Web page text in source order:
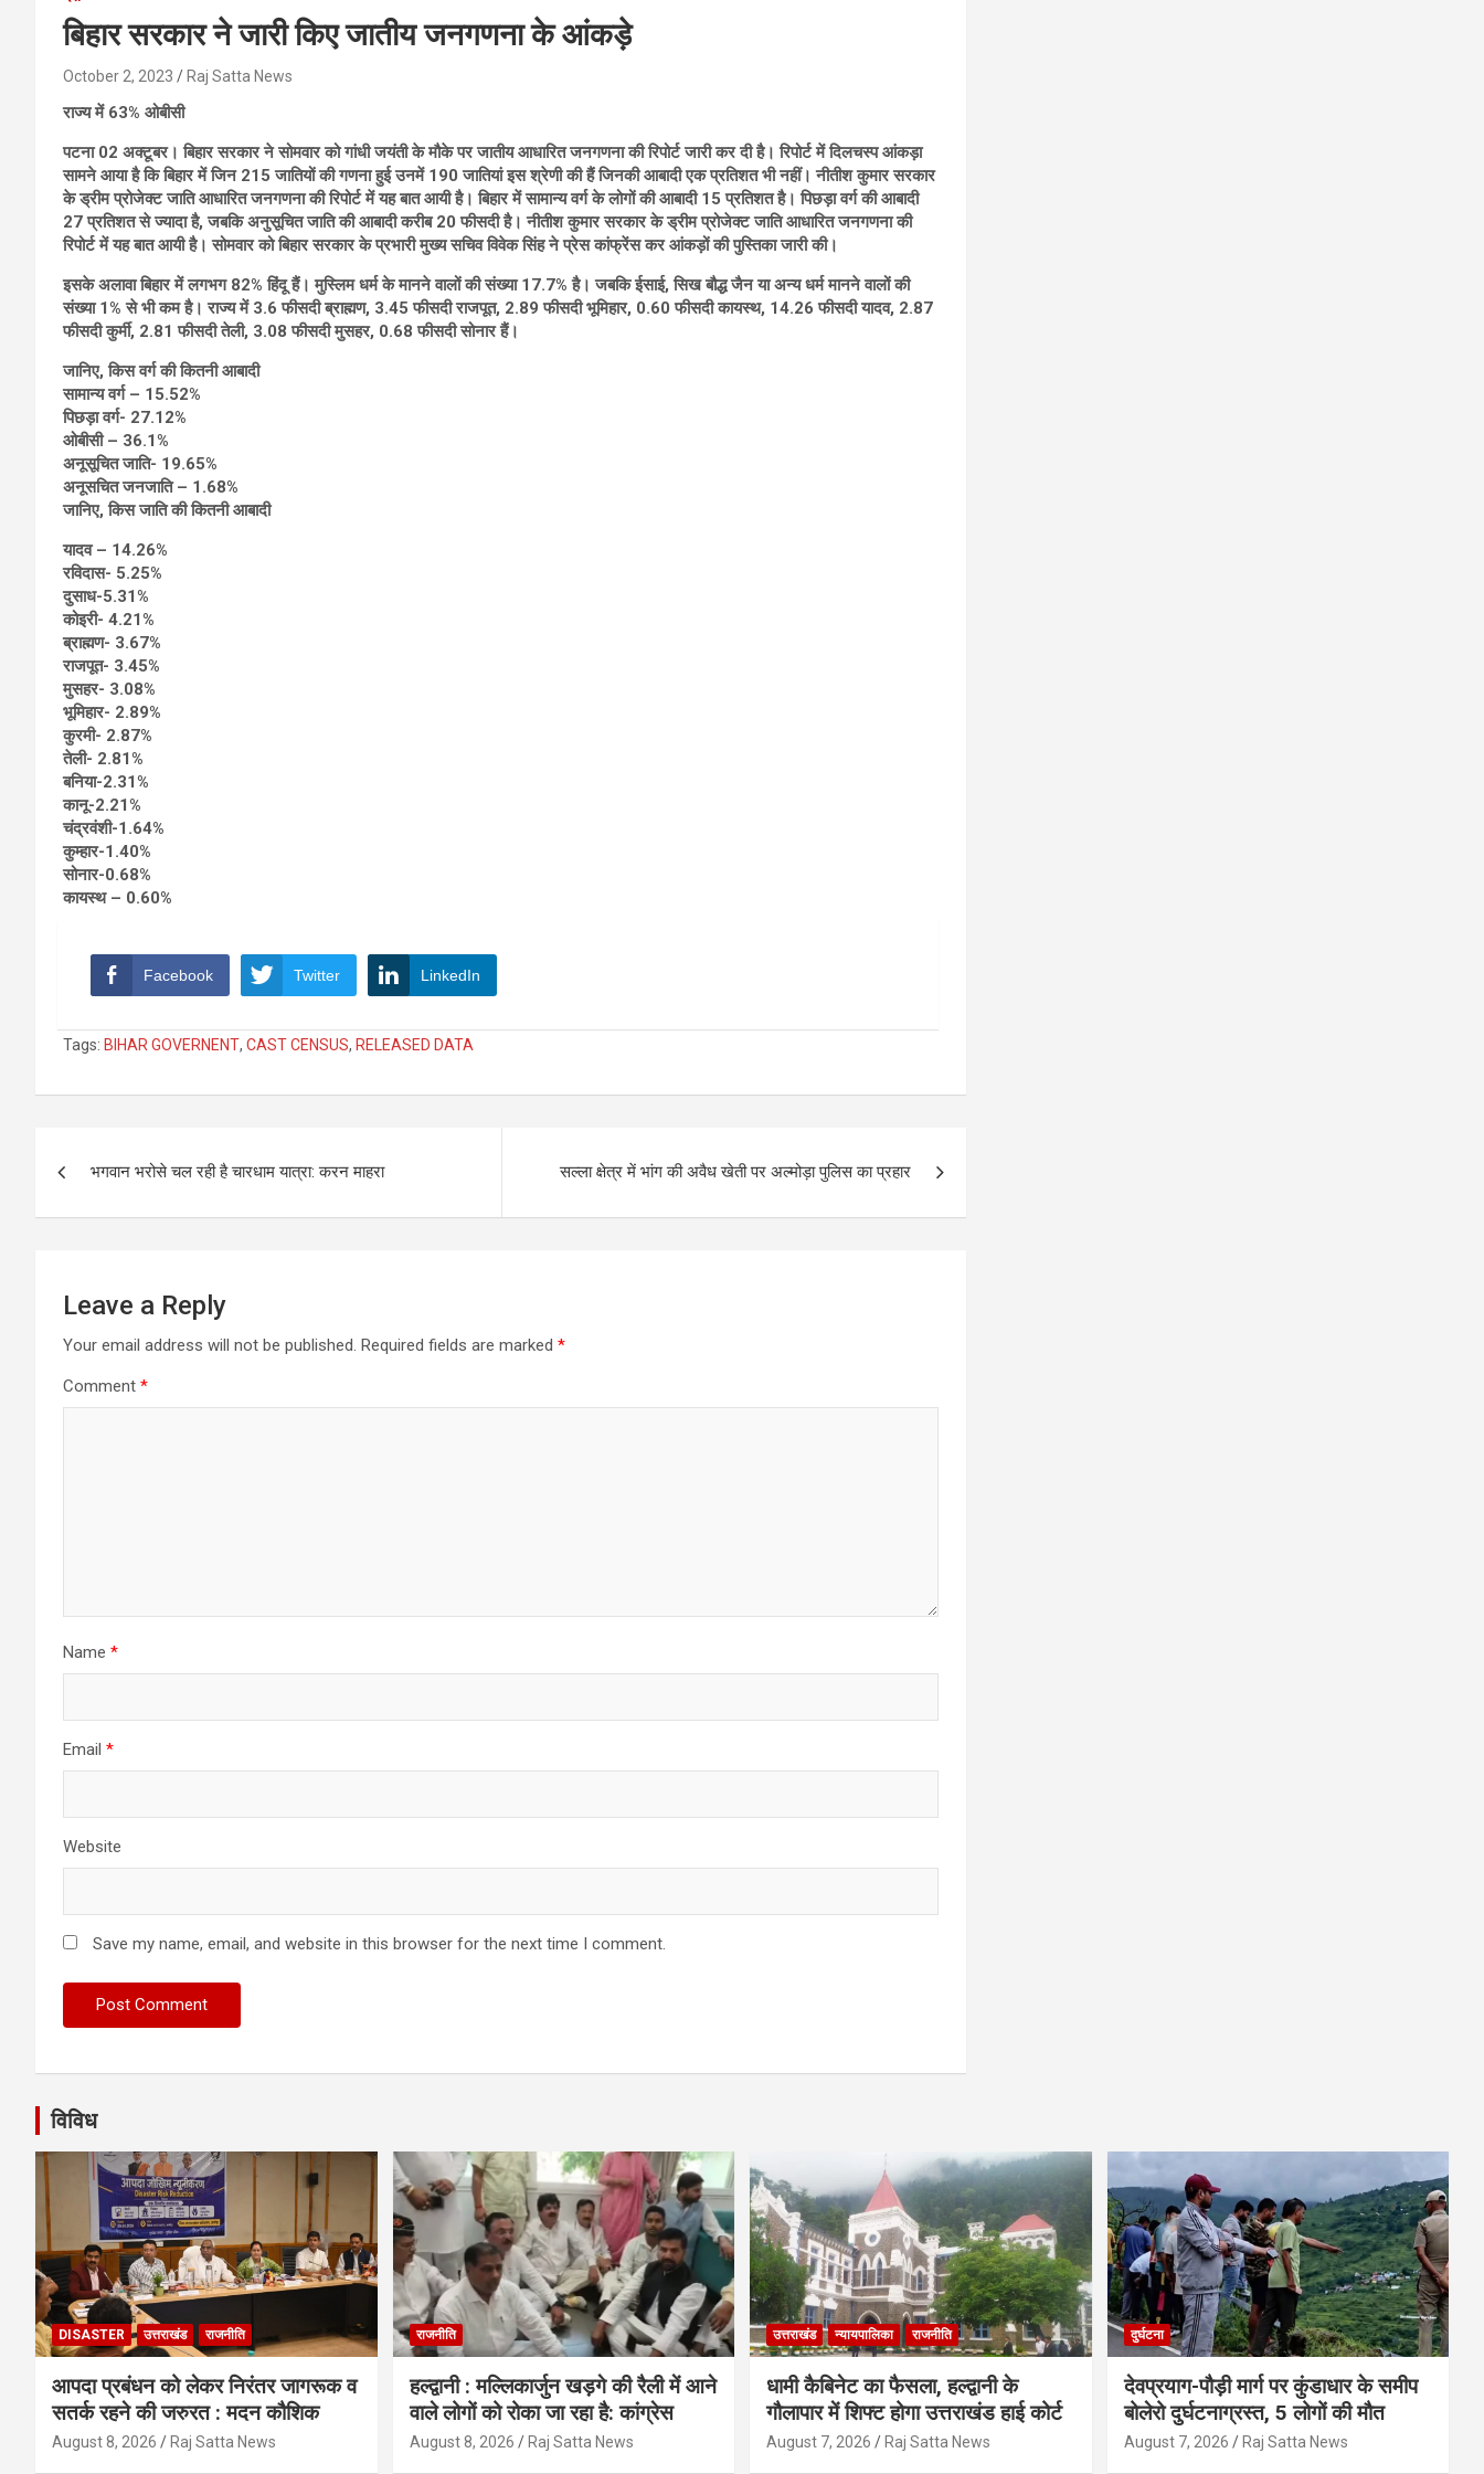
बिहार सरकार ने जारी किए जातीय जनगणना के आंकड़े
October 2, 2023 Raj Satta News
राज्य में 63% ओबीसी
पटना 02 अक्टूबर। बिहार सरकार ने सोमवार को गांधी जयंती के मौके पर जातीय आधारित जनगणना की रिपोर्ट जारी कर दी है। रिपोर्ट में दिलचस्प आंकड़ा
सामने आया है कि बिहार में जिन 215 जातियों की गणना हुई उनमें 190 जातियां इस श्रेणी की हैं जिनकी आबादी एक प्रतिशत भी नहीं। नीतीश कुमार सरकार
के ड्रीम प्रोजेक्ट जाति आधारित जनगणना की रिपोर्ट में यह बात आयी है। बिहार में सामान्य वर्ग के लोगों की आबादी 15 प्रतिशत है। पिछड़ा वर्ग की आबादी
27 प्रतिशत से ज्यादा है, जबकि अनुसूचित जाति की आबादी करीब 20 फीसदी है। नीतीश कुमार सरकार के ड्रीम प्रोजेक्ट जाति आधारित जनगणना की
रिपोर्ट में यह बात आयी है। सोमवार को बिहार सरकार के प्रभारी मुख्य सचिव विवेक सिंह ने प्रेस कांफ्रेंस कर आंकड़ों की पुस्तिका जारी की।
इसके अलावा बिहार में लगभग 82% हिंदू हैं। मुस्लिम धर्म के मानने वालों की संख्या 17.7% है। जबकि ईसाई, सिख बौद्ध जैन या अन्य धर्म मानने वालों की
संख्या 1% से भी कम है। राज्य में 3.6 फीसदी ब्राह्मण, 3.45 फीसदी राजपूत, 2.89 फीसदी भूमिहार, 0.60 फीसदी कायस्थ, 14.26 फीसदी यादव, 2.87
फीसदी कुर्मी, 2.81 फीसदी तेली, 3.08 फीसदी मुसहर, 0.68 फीसदी सोनार हैं।
जानिए, किस वर्ग की कितनी आबादी
सामान्य वर्ग – 15.52%
पिछड़ा वर्ग- 27.12%
ओबीसी – 36.1%
अनूसूचित जाति- 19.65%
अनूसचित जनजाति – 1.68%
जानिए, किस जाति की कितनी आबादी
यादव – 14.26%
रविदास- 5.25%
दुसाध-5.31%
कोइरी- 4.21%
ब्राह्मण- 3.67%
राजपूत- 3.45%
मुसहर- 3.08%
भूमिहार- 2.89%
कुरमी- 2.87%
तेली- 2.81%
बनिया-2.31%
कानू-2.21%
चंद्रवंशी-1.64%
कुम्हार-1.40%
सोनार-0.68%
कायस्थ – 0.60%
Facebook Twitter LinkedIn
Tags: BIHAR GOVERNENT, CAST CENSUS, RELEASED DATA
भगवान भरोसे चल रही है चारधाम यात्रा: करन माहरा सल्ला क्षेत्र में भांग की अवैध खेती पर अल्मोड़ा पुलिस का प्रहार
Leave a Reply
Your email address will not be published. Required fields are marked *
Comment *
Name *
Email *
Website
Save my name, email, and website in this browser for the next time I comment.
विविध
DISASTER उत्तराखंड राजनीति
आपदा प्रबंधन को लेकर निरंतर जागरूक व
सतर्क रहने की जरुरत : मदन कौशिक
August 8, 2026 Raj Satta News
राजनीति
हल्द्वानी : मल्लिकार्जुन खड़गे की रैली में आने
वाले लोगों को रोका जा रहा है: कांग्रेस
August 8, 2026 Raj Satta News
उत्तराखंड न्यायपालिका राजनीति
धामी कैबिनेट का फैसला, हल्द्वानी के
गौलापार में शिफ्ट होगा उत्तराखंड हाई कोर्ट
August 7, 2026 Raj Satta News
दुर्घटना
देवप्रयाग-पौड़ी मार्ग पर कुंडाधार के समीप
बोलेरो दुर्घटनाग्रस्त, 5 लोगों की मौत
August 7, 2026 Raj Satta News